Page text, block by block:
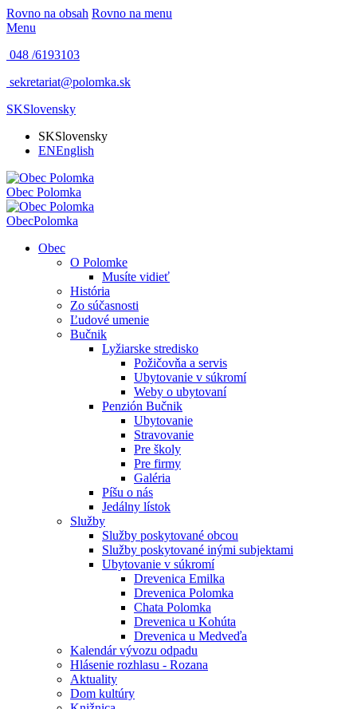
Rovno na obsah Rovno na menu
Menu
048 /6193103
sekretariat@polomka.sk
SKSlovensky
SKSlovensky
ENEnglish
Obec Polomka
ObecPolomka
Obec
O Polomke
Musíte vidieť
História
Zo súčasnosti
Ľudové umenie
Bučnik
Lyžiarske stredisko
Požičovňa a servis
Ubytovanie v súkromí
Weby o ubytovaní
Penzión Bučnik
Ubytovanie
Stravovanie
Pre školy
Pre firmy
Galéria
Píšu o nás
Jedálny lístok
Služby
Služby poskytované obcou
Služby poskytované inými subjektami
Ubytovanie v súkromí
Drevenica Emilka
Drevenica Polomka
Chata Polomka
Drevenica u Kohúta
Drevenica u Medveďa
Kalendár vývozu odpadu
Hlásenie rozhlasu - Rozana
Aktuality
Dom kultúry